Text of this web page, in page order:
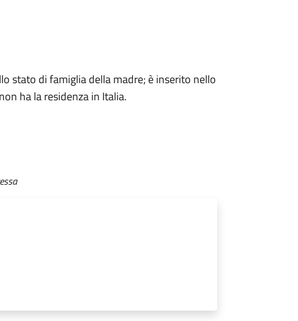
stato di famiglia della madre; è inserito nello
ha la residenza in Italia.